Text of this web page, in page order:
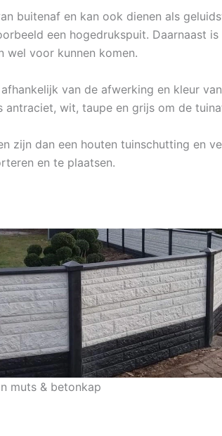
buitenaf en kan ook dienen als
een hogedrukspuit. Daarnaast
wel voor kunnen komen.
van de afwerking en kleur
wit, taupe en grijs om de
zijn dan een houten tuinschutting en
en te plaatsen.
muts & betonkap